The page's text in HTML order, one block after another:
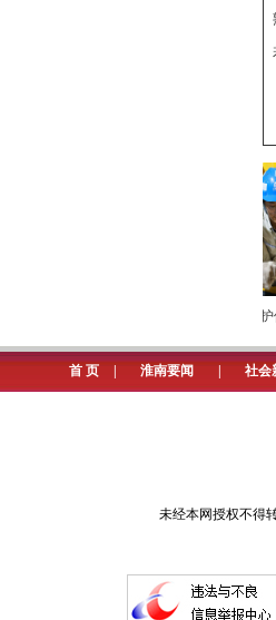
安全维护
首 页 淮南要闻 社会
未经本网授权不得